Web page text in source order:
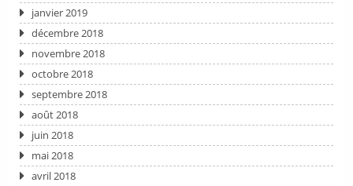
janvier 2019
décembre 2018
novembre 2018
octobre 2018
septembre 2018
août 2018
juin 2018
mai 2018
avril 2018